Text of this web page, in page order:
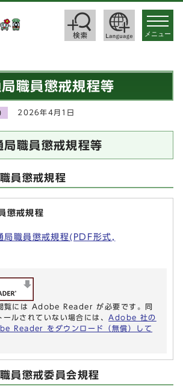
toggle
メニュー
職員懲戒規程等
2026年4月1日
局職員懲戒規程等
員懲戒規程
懲戒規程
局職員懲戒規程(PDF形式,
覧には Adobe Reader が必要です。同
ルされていない場合には、 Adobe 社の
Reader をダウンロード（無償）して
員懲戒委員会規程